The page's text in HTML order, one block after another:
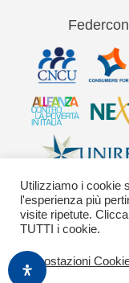
42020755-9
42020755
Utilizziamo i cookie
l'esperienza più
visite ripetute.
TUTTI i cookie.
Impostazioni